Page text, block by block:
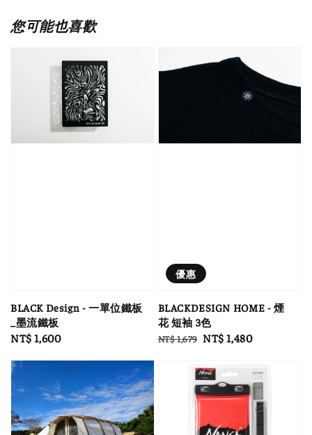
您可能也喜歡
BLACK Design - 一單位鐵板
_墨流鐵板
Regular
NT$ 1,600
優惠
BLACKDESIGN HOME - 煙
花 短袖 3色
Regular
NT$ 1,679 Sale
NT$ 1,480